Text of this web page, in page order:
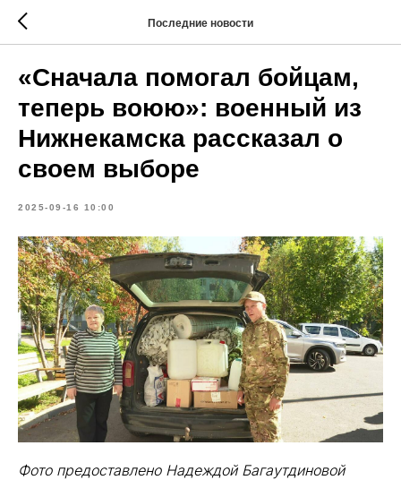
Последние новости
«Сначала помогал бойцам,
теперь воюю»: военный из
Нижнекамска рассказал о
своем выборе
2025-09-16 10:00
Фото предоставлено Надеждой Багаутдиновой